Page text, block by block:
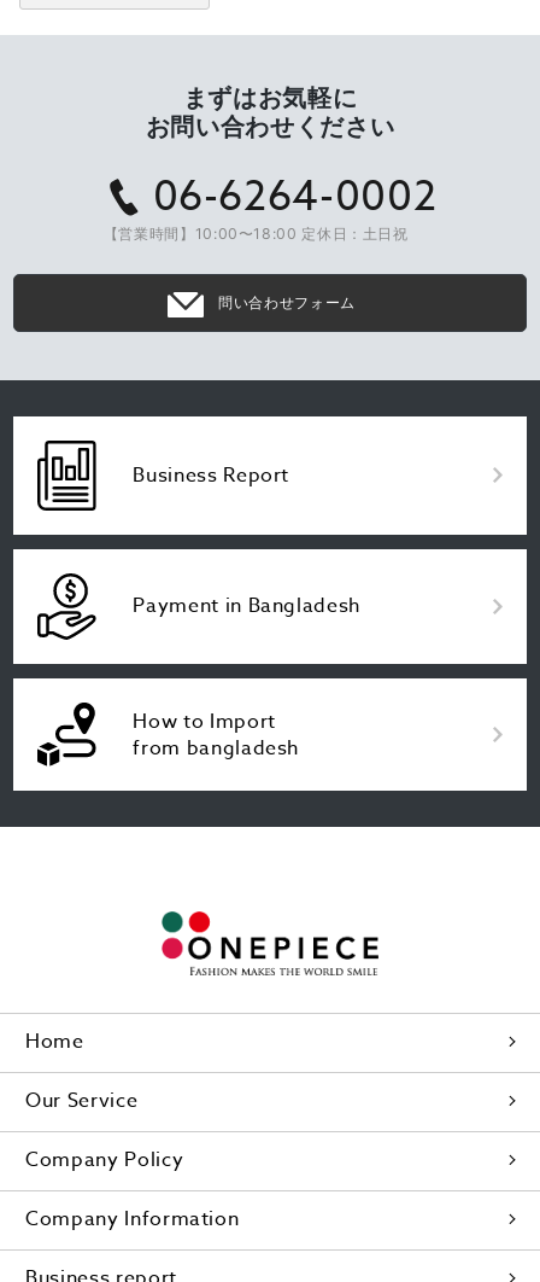
まずはお気軽に
お問い合わせください
06-6264-0002
【営業時間】10:00〜18:00 定休日：土日祝
問い合わせフォーム
Business Report
Payment in Bangladesh
How to Import
from bangladesh
Home
Our Service
Company Policy
Company Information